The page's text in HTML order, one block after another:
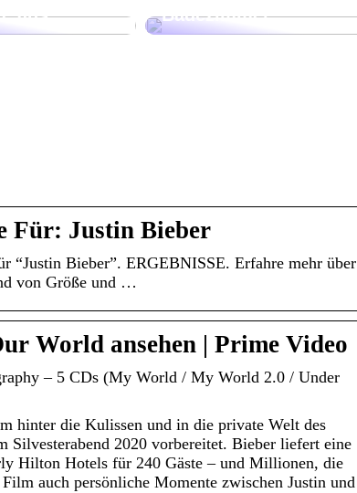
aus
Badezimmer
Für: Justin Bieber
“Justin Bieber”. ERGEBNISSE. Erfahre mehr über
von Größe und …
World ansehen | Prime Video
– 5 CDs (My World / My World 2.0 / Under
hinter die Kulissen und in die private Welt des
Silvesterabend 2020 vorbereitet. Bieber liefert eine
Hilton Hotels für 240 Gäste – und Millionen, die
auch persönliche Momente zwischen Justin und